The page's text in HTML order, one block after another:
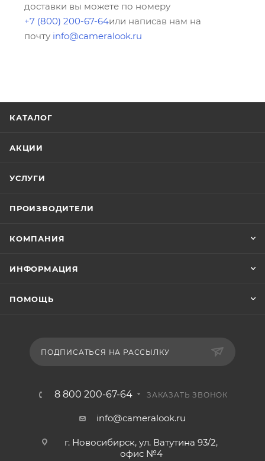
доставки вы можете по номеру
+7 (800) 200-67-64или написав нам на
почту info@cameralook.ru
КАТАЛОГ
АКЦИИ
УСЛУГИ
ПРОИЗВОДИТЕЛИ
КОМПАНИЯ
ИНФОРМАЦИЯ
ПОМОЩЬ
ПОДПИСАТЬСЯ НА РАССЫЛКУ
8 800 200-67-64 ЗАКАЗАТЬ ЗВОНОК
info@cameralook.ru
г. Новосибирск, ул. Ватутина 93/2,
офис №4